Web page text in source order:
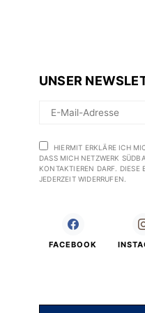
UNSER
HIERMIT ERKLÄRE ICH
DASS MICH NETZWERK
KONTAKTIEREN DARF.
JEDERZEIT WIDERRUFEN.
FACEBOOK